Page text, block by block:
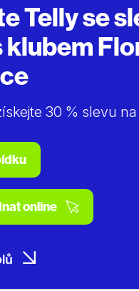
Telly se
klubem
30 % slevu
online